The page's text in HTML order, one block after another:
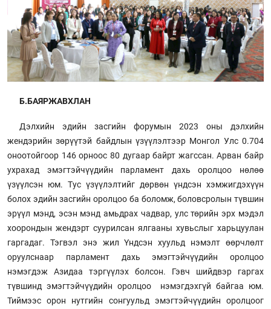
Б.БАЯРЖАВХЛАН
Дэлхийн эдийн засгийн форумын 2023 оны дэлхийн
жендэрийн зөрүүтэй байдлын үзүүлэлтээр Монгол Улс 0.704
оноотойгоор 146 орноос 80 дугаар байрт жагссан. Арван байр
ухрахад эмэгтэйчүүдийн парламент дахь оролцоо нөлөө
үзүүлсэн юм. Тус үзүүлэлтийг дөрвөн үндсэн хэмжигдэхүүн
болох эдийн засгийн оролцоо ба боломж, боловсролын түвшин
эрүүл мэнд, эсэн мэнд амьдрах чадвар, улс төрийн эрх мэдэл
хоорондын жендэрт суурилсан ялгааны хувьслыг харьцуулан
гаргадаг. Тэгвэл энэ жил Үндсэн хуульд нэмэлт өөрчлөлт
оруулснаар парламент дахь эмэгтэйчүүдийн оролцоо
нэмэгдэж Азидаа тэргүүлэх болсон. Гэвч шийдвэр гаргах
түвшинд эмэгтэйчүүдийн оролцоо нэмэгдэхгүй байгаа юм.
Тиймээс орон нутгийн сонгуульд эмэгтэйчүүдийн оролцоог